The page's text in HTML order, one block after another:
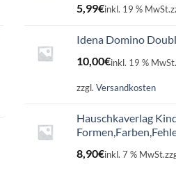
5,99€inkl. 19 % MwSt.
Idena Domino
10,00€inkl. 19 % MwSt.
zzgl. Versandkosten
Hauschkaverlag
8,90€inkl. 7 % MwSt.